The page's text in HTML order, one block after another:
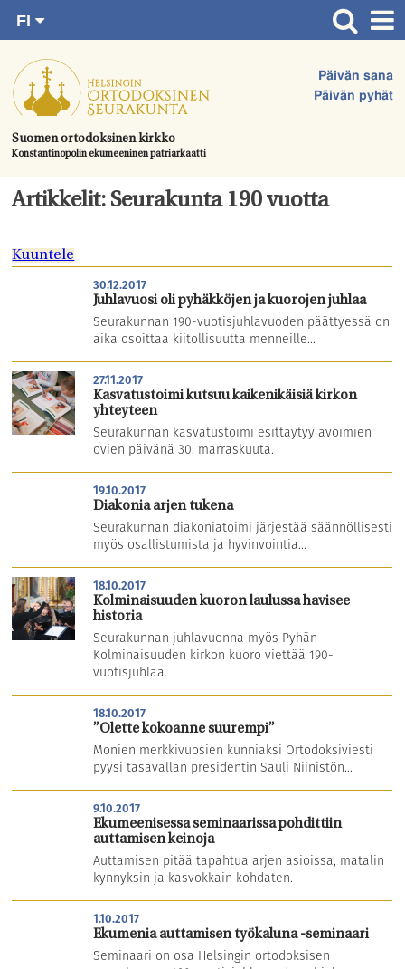
suoraan
sisältöön.
Suomen ortodoksinen kirkko
Konstantinopolin ekumeeninen patriarkaatti
Päivän sana
Päivän pyhät
FI
SV
EN
UA
Etusivu
Ajankohtaista
Juhlat & toimitukset
Kirkot
Tule mukaan
Hautausmaa
Yhteystiedot
Artikkelit: Seurakunta 190 vuotta
Kuuntele
30.12.2017
Juhlavuosi oli pyhäkköjen ja kuorojen juhlaa
Seurakunnan 190-vuotisjuhlavuoden päättyessä on
aika osoittaa kiitollisuutta menneille...
27.11.2017
Kasvatustoimi kutsuu kaikenikäisiä kirkon
yhteyteen
Seurakunnan kasvatustoimi esittäytyy avoimien
ovien päivänä 30. marraskuuta.
19.10.2017
Diakonia arjen tukena
Seurakunnan diakoniatoimi järjestää säännöllisesti
myös osallistumista ja hyvinvointia...
18.10.2017
Kolminaisuuden kuoron laulussa havisee
historia
Seurakunnan juhlavuonna myös Pyhän
Kolminaisuuden kirkon kuoro viettää 190-
vuotisjuhlaa.
18.10.2017
”Olette kokoanne suurempi”
Monien merkkivuosien kunniaksi Ortodoksiviesti
pyysi tasavallan presidentin Sauli Niinistön...
9.10.2017
Ekumeenisessa seminaarissa pohdittiin
auttamisen keinoja
Auttamisen pitää tapahtua arjen asioissa, matalin
kynnyksin ja kasvokkain kohdaten.
1.10.2017
Ekumenia auttamisen työkaluna -seminaari
Seminaari on osa Helsingin ortodoksisen